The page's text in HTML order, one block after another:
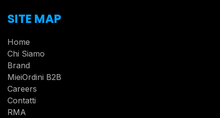
SITE MAP
Home
Chi Siamo
Brand
MieiOrdini B2B
Careers
Contatti
RMA